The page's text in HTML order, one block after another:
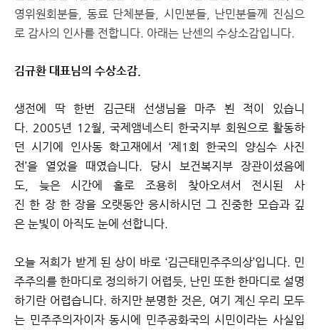
영위원회분들, 동료 단체분들, 시민분들, 난민분들께 진심으
로 감사의 인사를 전합니다. 아래는 난센의 수상소감입니다.
김규환 대표님의 수상소감.
생전에 딱 한번 김근태 선생님을 마주 뵌 적이 있습니
다. 2005년 12월, 국제앰네스티 한국지부 회원으로 활동하
던 시기에 인사동 학고재에서 ‘제1회 한국의 양심수 사진
전’을 열었을 때였습니다. 당시 보건복지부 장관이셨음에
도, 늦은 시간에 홀로 조용히 찾아오셔서 전시된 사
진 한 장 한 장을 오랫동안 응시하시던 그 진중한 모습과 깊
은 눈빛이 아직도 눈에 선합니다.
오늘 저희가 받게 된 상이 바로 ‘김근태민주주의상’입니다. 민
주주의를 한마디로 정의하기 어렵듯, 난민 또한 한마디로 설명
하기란 어렵습니다. 하지만 분명한 것은, 여기 계신 우리 모두
는 민주주의자이자 동시에 민주공화국의 시민이라는 사실입